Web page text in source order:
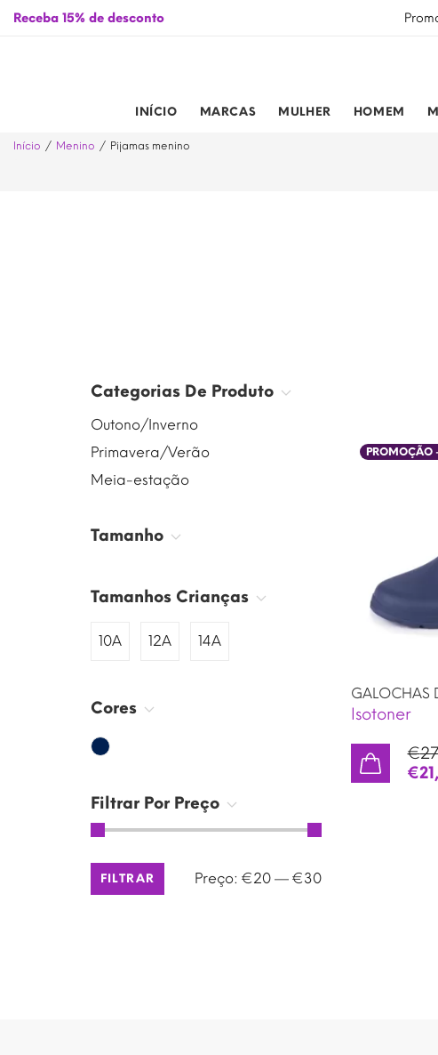
Receba 15% de desconto
de 01/01/2026 a 31/12/2026
INÍCIO MARCAS MULHER HOMEM
Início Menino Pijamas menino
PROMOÇÃO
GALOCHAS
Isotoner
€
€
Categorias De Produto
Outono/Inverno
Primavera/Verão
Meia-estação
Tamanho
Tamanhos Crianças
10A 12A 14A
Cores
Filtrar Por Preço
Preço
Preço
FILTRAR Preço: €20— €30